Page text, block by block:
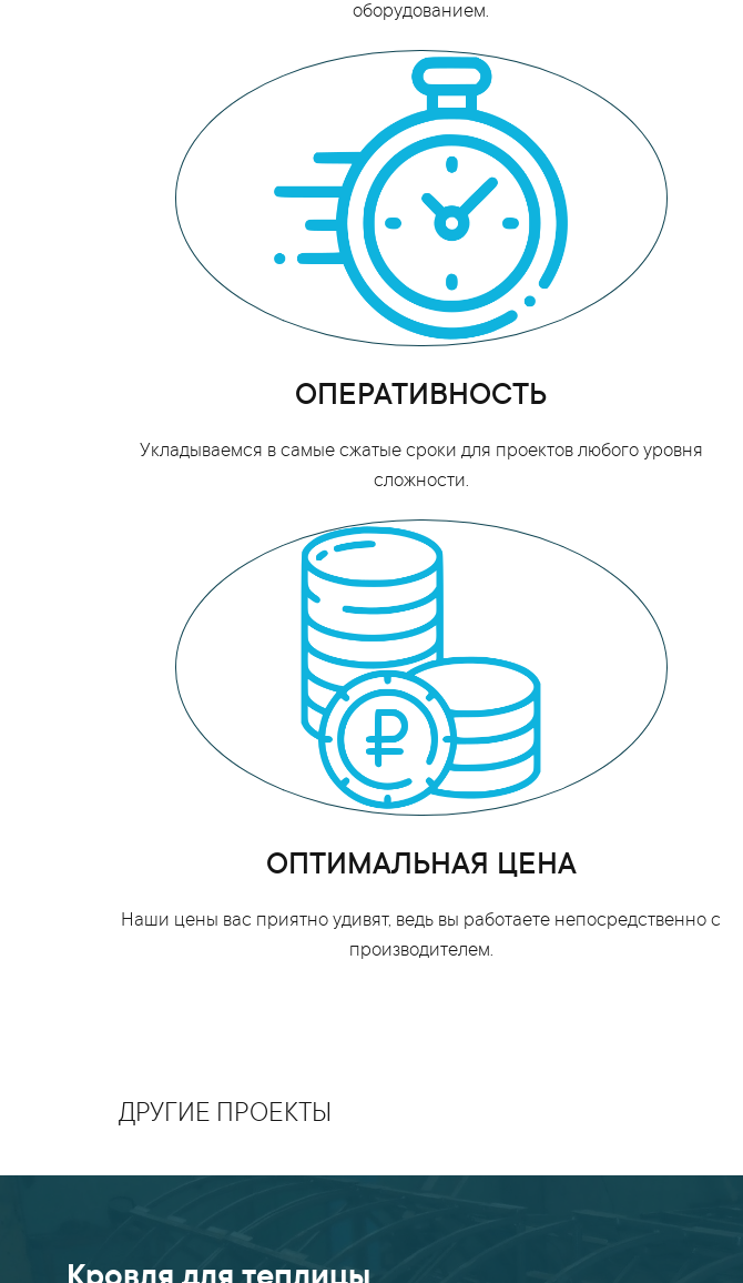
оборудованием.
ОПЕРАТИВНОСТЬ
Укладываемся в самые сжатые сроки для проектов любого уровня
сложности.
ОПТИМАЛЬНАЯ ЦЕНА
Наши цены вас приятно удивят, ведь вы работаете непосредственно с
производителем.
ДРУГИЕ ПРОЕКТЫ